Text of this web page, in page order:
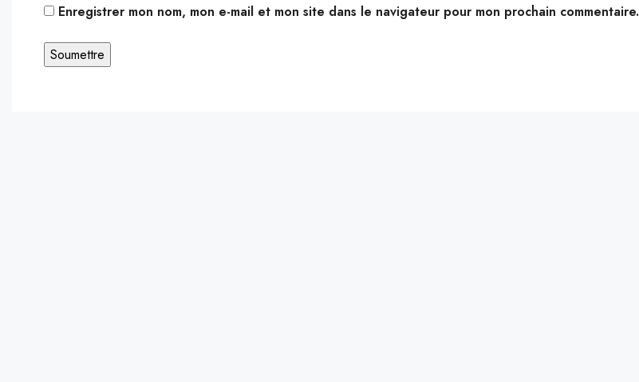
Enregistrer mon nom, mon e-mail et mon site dans le navigateur pour mon prochain commentaire.